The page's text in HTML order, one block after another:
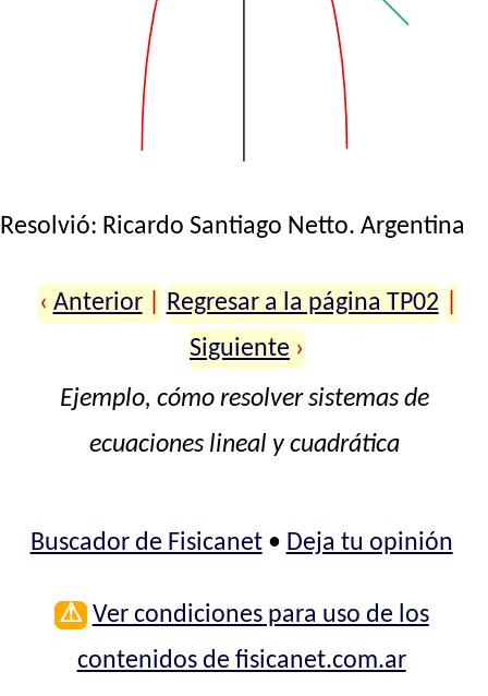
Resolvió: Ricardo Santiago Netto. Argentina
‹ Anterior Regresar a la página TP02
Siguiente ›
Ejemplo, cómo resolver sistemas de
ecuaciones lineal y cuadrática
Buscador de Fisicanet• Deja tu opinión
⚠ Ver condiciones para uso de los
contenidos de fisicanet.com.ar